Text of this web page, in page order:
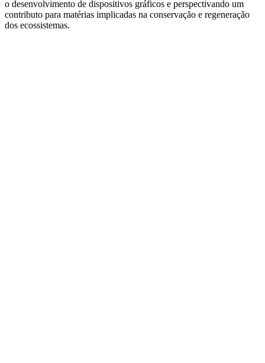
o desenvolvimento de dispositivos gráficos e perspectivando um
contributo para matérias implicadas na conservação e regeneração
dos ecossistemas.